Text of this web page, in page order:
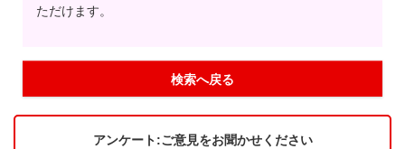
ただけます。
検索へ戻る
アンケート:ご意見をお聞かせください